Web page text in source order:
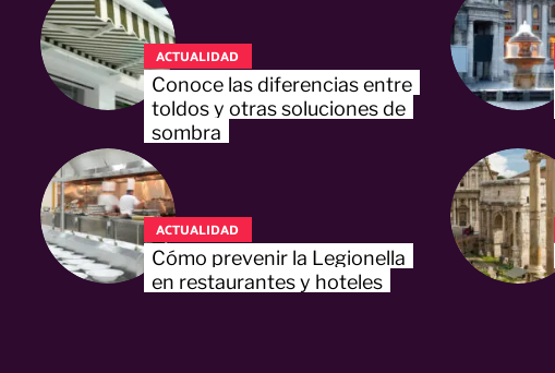
ACTUALIDAD
Conoce las diferencias entre
toldos y otras soluciones de
sombra
ACTUALIDAD
Cómo prevenir la Legionella
en restaurantes y hoteles